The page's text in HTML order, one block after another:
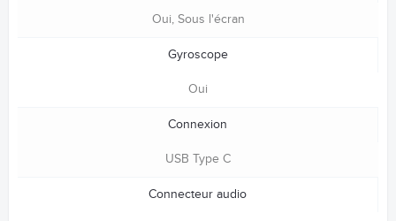
Oui, Sous l'écran
Gyroscope
Oui
Connexion
USB Type C
Connecteur audio